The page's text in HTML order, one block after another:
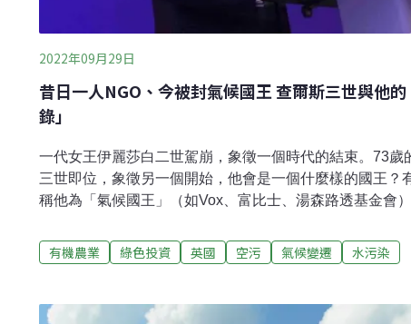
2022年09月29日
昔日一人NGO、今被封氣候國王 查爾斯三世與他
錄」
一代女王伊麗莎白二世駕崩，象徵一個時代的結束。73歲
三世即位，象徵另一個開始，他會是一個什麼樣的國王？
稱他為「氣候國王」（如Vox、富比士、湯森路透基金會）
有機農業 綠色投資 英國 空污 氣候變遷 水污染